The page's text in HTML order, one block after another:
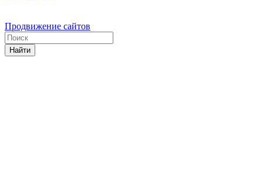
Продвижение сайтов
Найти